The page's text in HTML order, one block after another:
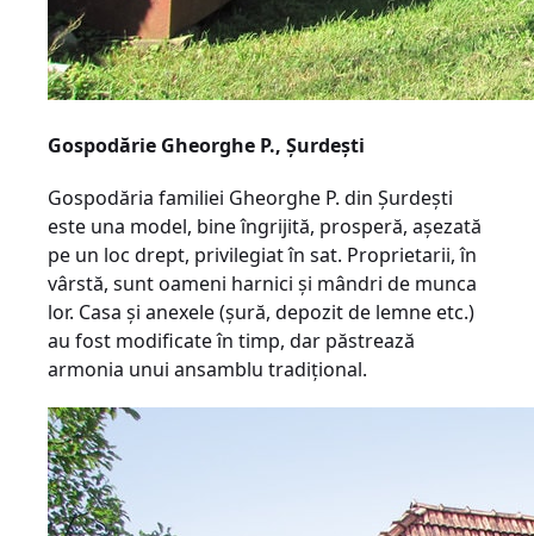
Gospodărie Gheorghe P., Şurdeşti
Gospodăria familiei Gheorghe P. din Şurdeşti
este una model, bine îngrijită, prosperă, aşezată
pe un loc drept, privilegiat în sat. Proprietarii, în
vârstă, sunt oameni harnici şi mândri de munca
lor. Casa şi anexele (şură, depozit de lemne etc.)
au fost modificate în timp, dar păstrează
armonia unui ansamblu tradiţional.